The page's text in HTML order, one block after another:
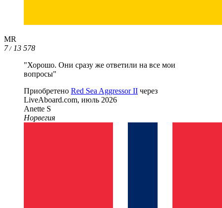
MR
7/13 578
"Хорошо. Они сразу же ответили на все мои
вопросы"
Приобретено Red Sea Aggressor II через
LiveAboard.com, июль 2026
Anette S
Норвегия